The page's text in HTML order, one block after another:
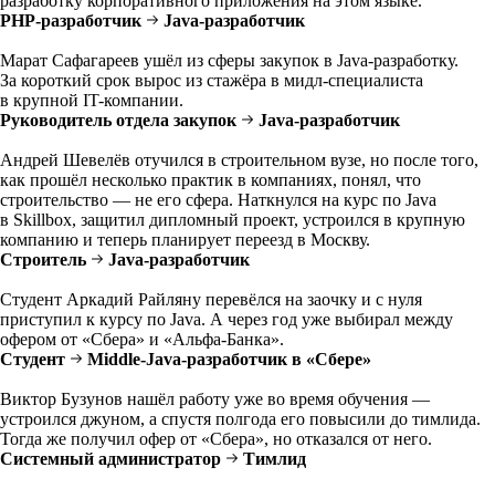
PHP-разработчик
Java-разработчик
Марат Сафагареев ушёл из сферы закупок в Java-разработку.
За короткий срок вырос из стажёра в мидл-специалиста
в крупной IT-компании.
Руководитель отдела закупок
Java-разработчик
Андрей Шевелёв отучился в строительном вузе, но после того,
как прошёл несколько практик в компаниях, понял, что
строительство — не его сфера. Наткнулся на курс по Java
в Skillbox, защитил дипломный проект, устроился в крупную
компанию и теперь планирует переезд в Москву.
Строитель
Java-разработчик
Студент Аркадий Райляну перевёлся на заочку и с нуля
приступил к курсу по Java. А через год уже выбирал между
офером от «Сбера» и «Альфа-Банка».
Студент
Middle-Java-разработчик в «Сбере»
Виктор Бузунов нашёл работу уже во время обучения —
устроился джуном, а спустя полгода его повысили до тимлида.
Тогда же получил офер от «Сбера», но отказался от него.
Системный администратор
Тимлид